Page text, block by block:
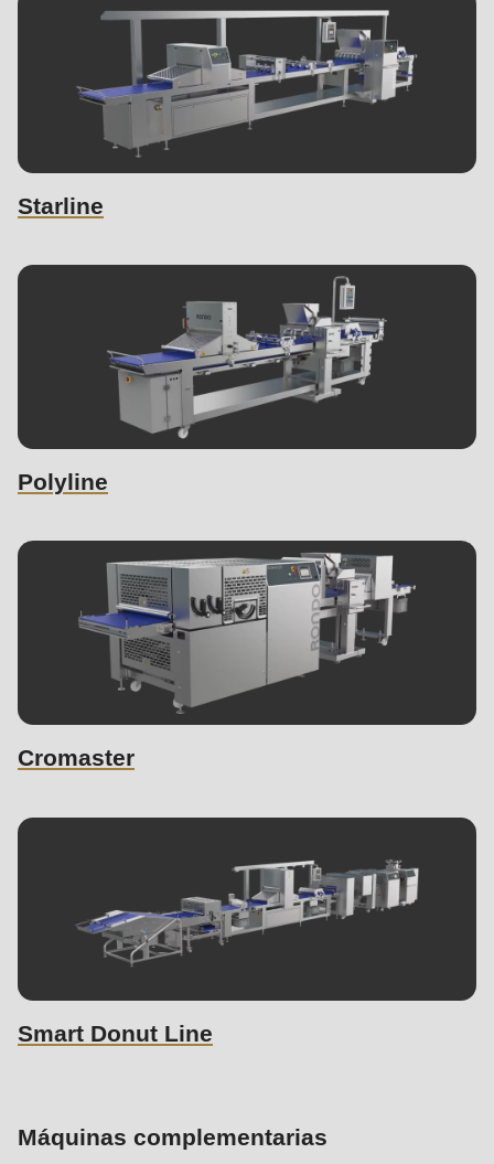
Starline
Polyline
Cromaster
Smart Donut Line
Máquinas complementarias